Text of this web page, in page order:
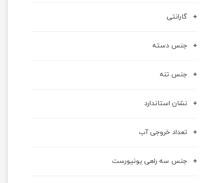
گارانتی
جنس دسته
جنس تنه
نشان استاندارد
تعداد خروجی آب
جنس سه راهی یونیورست